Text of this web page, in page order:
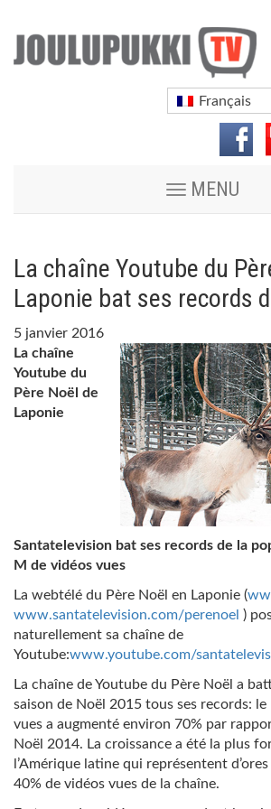
Français
ToggleMENU
La chaîne Youtube du
Laponie bat ses records
5 janvier 2016
La chaîne
Youtube du
Père Noël de
Laponie
Santatelevision bat ses records de la
M de vidéos vues
La webtélé du Père Noël en Laponie (
www.santatelevision.com/perenoel )
naturellement sa chaîne de
Youtube:www.youtube.com/
La chaîne de Youtube du Père Noël a
saison de Noël 2015 tous ses records:
vues a augmenté environ 70% par
Noël 2014. La croissance a été la plus
l’Amérique latine qui représentent
40% de vidéos vues de la chaîne.